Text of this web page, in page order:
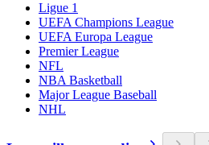
Ligue 1
UEFA Champions League
UEFA Europa League
Premier League
NFL
NBA Basketball
Major League Baseball
NHL